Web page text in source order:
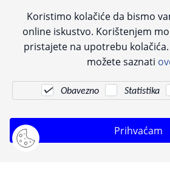
Sve navedene cijene sadrže PDV.
informacije, ali zbog tehnoloških ograničenja ne
kontaktirajte nas putem telefona:+385 23 231 761
Koristimo kolačiće da bismo
online iskustvo. Korištenjem
pristajete na upotrebu
možete saznati
Obavezno Statistika
Prihvaćam